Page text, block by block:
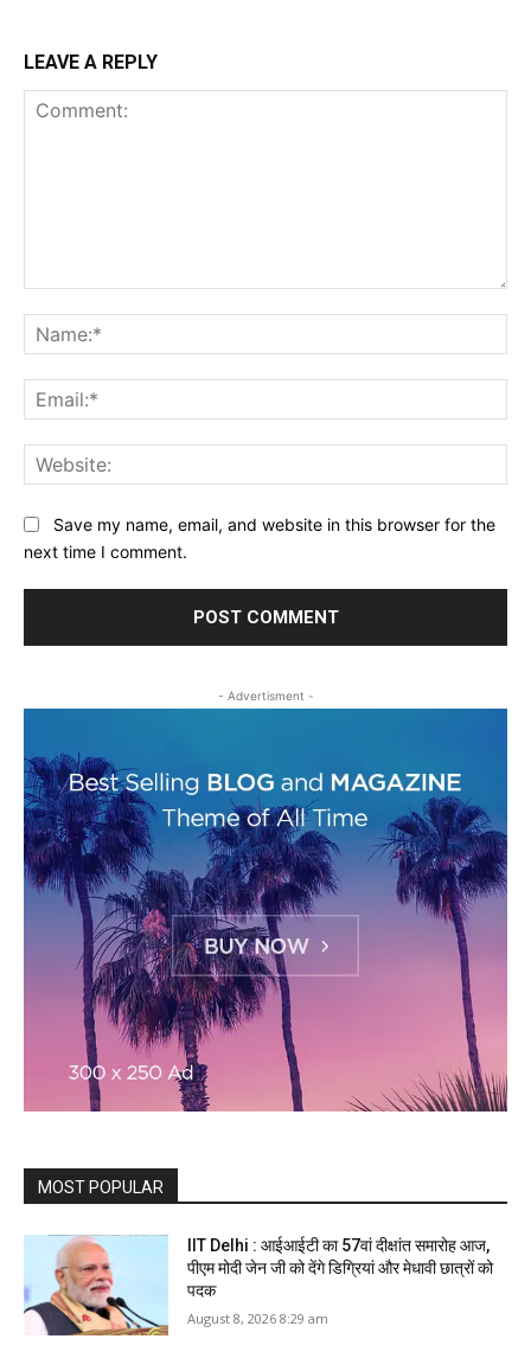
LEAVE A REPLY
Save my name, email, and website in this browser for the
next time I comment.
- Advertisment -
MOST POPULAR
IIT Delhi : आईआईटी का 57वां दीक्षांत समारोह आज,
पीएम मोदी जेन जी को देंगे डिग्रियां और मेधावी छात्रों को
पदक
August 8, 2026 8:29 am